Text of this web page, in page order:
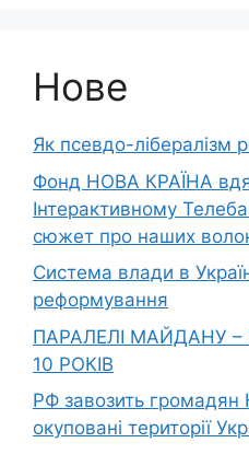
Нове
Як псевдо-лібералізм
Фонд НОВА КРАЇНА
Інтерактивному
сюжет про наших
Система влади в
реформування
ПАРАЛЕЛІ МАЙДАНУ –
10 РОКІВ
РФ завозить громадян
окуповані території